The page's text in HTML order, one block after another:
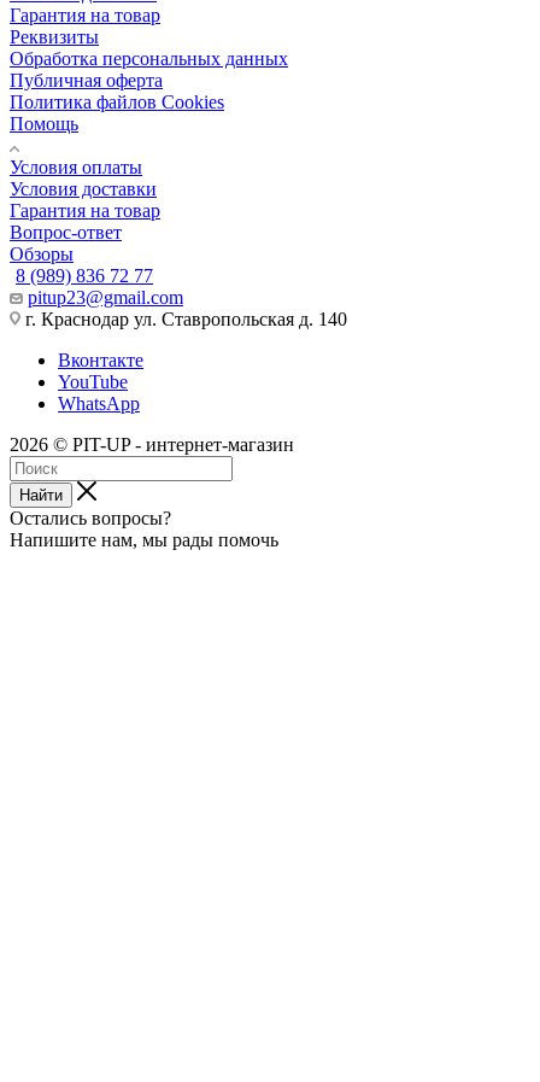
Гарантия на товар
Реквизиты
Обработка персональных данных
Публичная оферта
Политика файлов Cookies
Помощь
Условия оплаты
Условия доставки
Гарантия на товар
Вопрос-ответ
Обзоры
8 (989) 836 72 77
pitup23@gmail.com
г. Краснодар ул. Ставропольская д. 140
Вконтакте
YouTube
WhatsApp
2026 © PIT-UP - интернет-магазин
Найти
Остались вопросы?
Напишите нам, мы рады помочь